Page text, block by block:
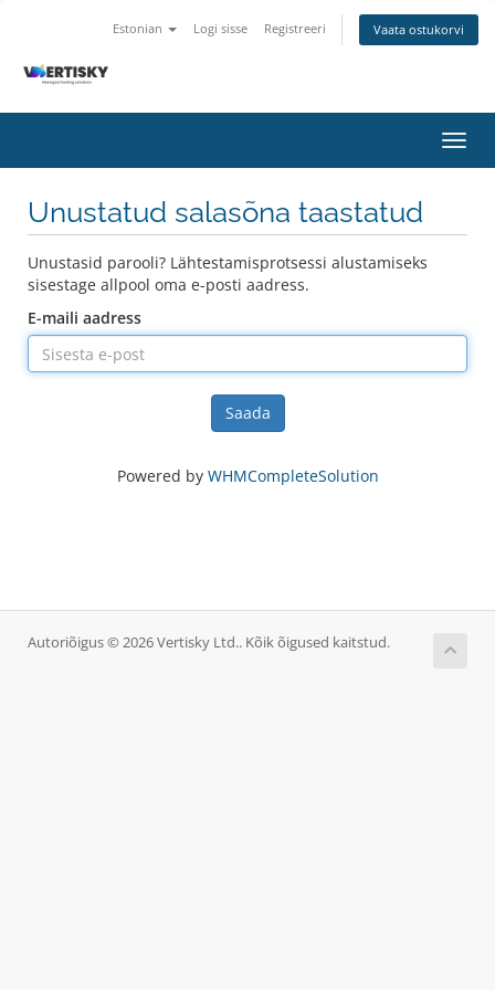
Estonian Logi sisse Registreeri Vaata ostukorvi
Unustatud salasõna taastatud
Unustasid parooli? Lähtestamisprotsessi alustamiseks
sisestage allpool oma e-posti aadress.
E-maili aadress
Saada
Powered by WHMCompleteSolution
Autoriõigus © 2026 Vertisky Ltd.. Kõik õigused kaitstud.